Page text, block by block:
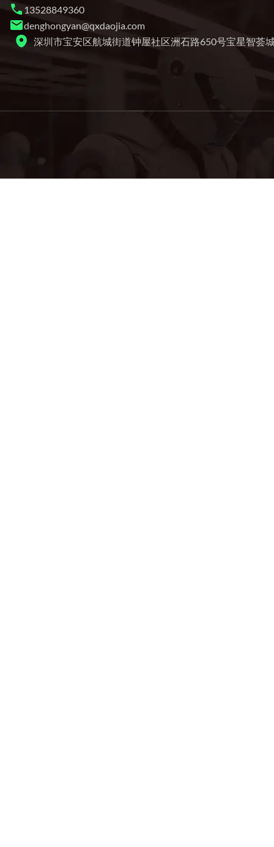
13528849360
denghongyan@qxdaojia.com
深圳市宝安区航城街道钟屋社区洲石路650号宝星智荟